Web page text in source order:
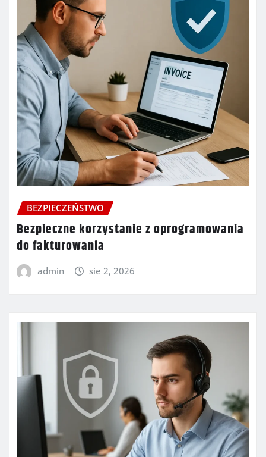
BEZPIECZEŃSTWO
Bezpieczne korzystanie z oprogramowania
do fakturowania
admin sie 2, 2026